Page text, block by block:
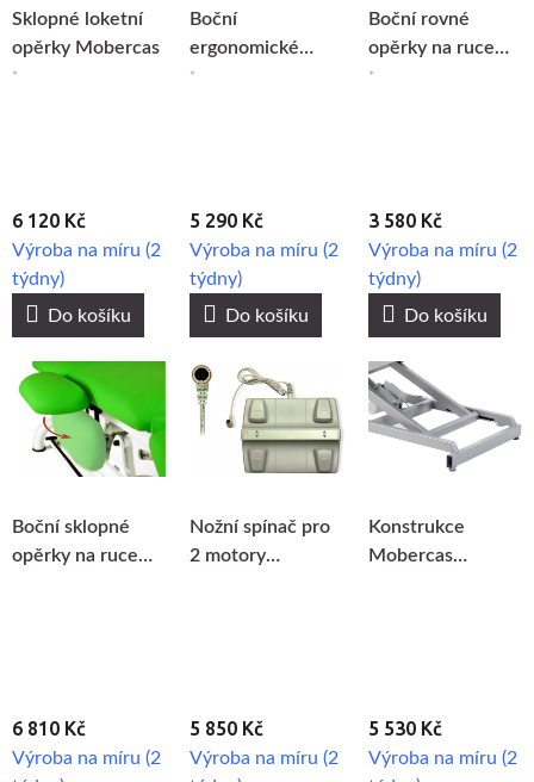
Sklopné loketní
opěrky Mobercas
*
6 120 Kč
Výroba na míru (2
týdny)
Do košíku
Boční
ergonomické
opěrky na ruce
*
5 290 Kč
Výroba na míru (2
týdny)
Do košíku
Boční rovné
opěrky na ruce
Mobercas
*
3 580 Kč
Výroba na míru (2
týdny)
Do košíku
Boční sklopné
opěrky na ruce
6 810 Kč
Výroba na míru (2
Nožní spínač pro
2 motory
5 850 Kč
Výroba na míru (2
Konstrukce
Mobercas
5 530 Kč
Výroba na míru (2